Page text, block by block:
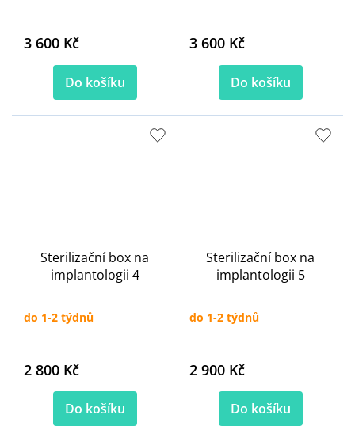
3 600 Kč
Do košíku
3 600 Kč
Do košíku
Sterilizační box na
implantologii 4
do 1-2 týdnů
2 800 Kč
Do košíku
Sterilizační box na
implantologii 5
do 1-2 týdnů
2 900 Kč
Do košíku